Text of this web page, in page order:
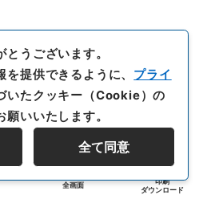
全画面
印刷
ダウンロード
うございます。
提供できるように、 プライ
いたクッキー（Cookie）の
いいたします。
全て同意